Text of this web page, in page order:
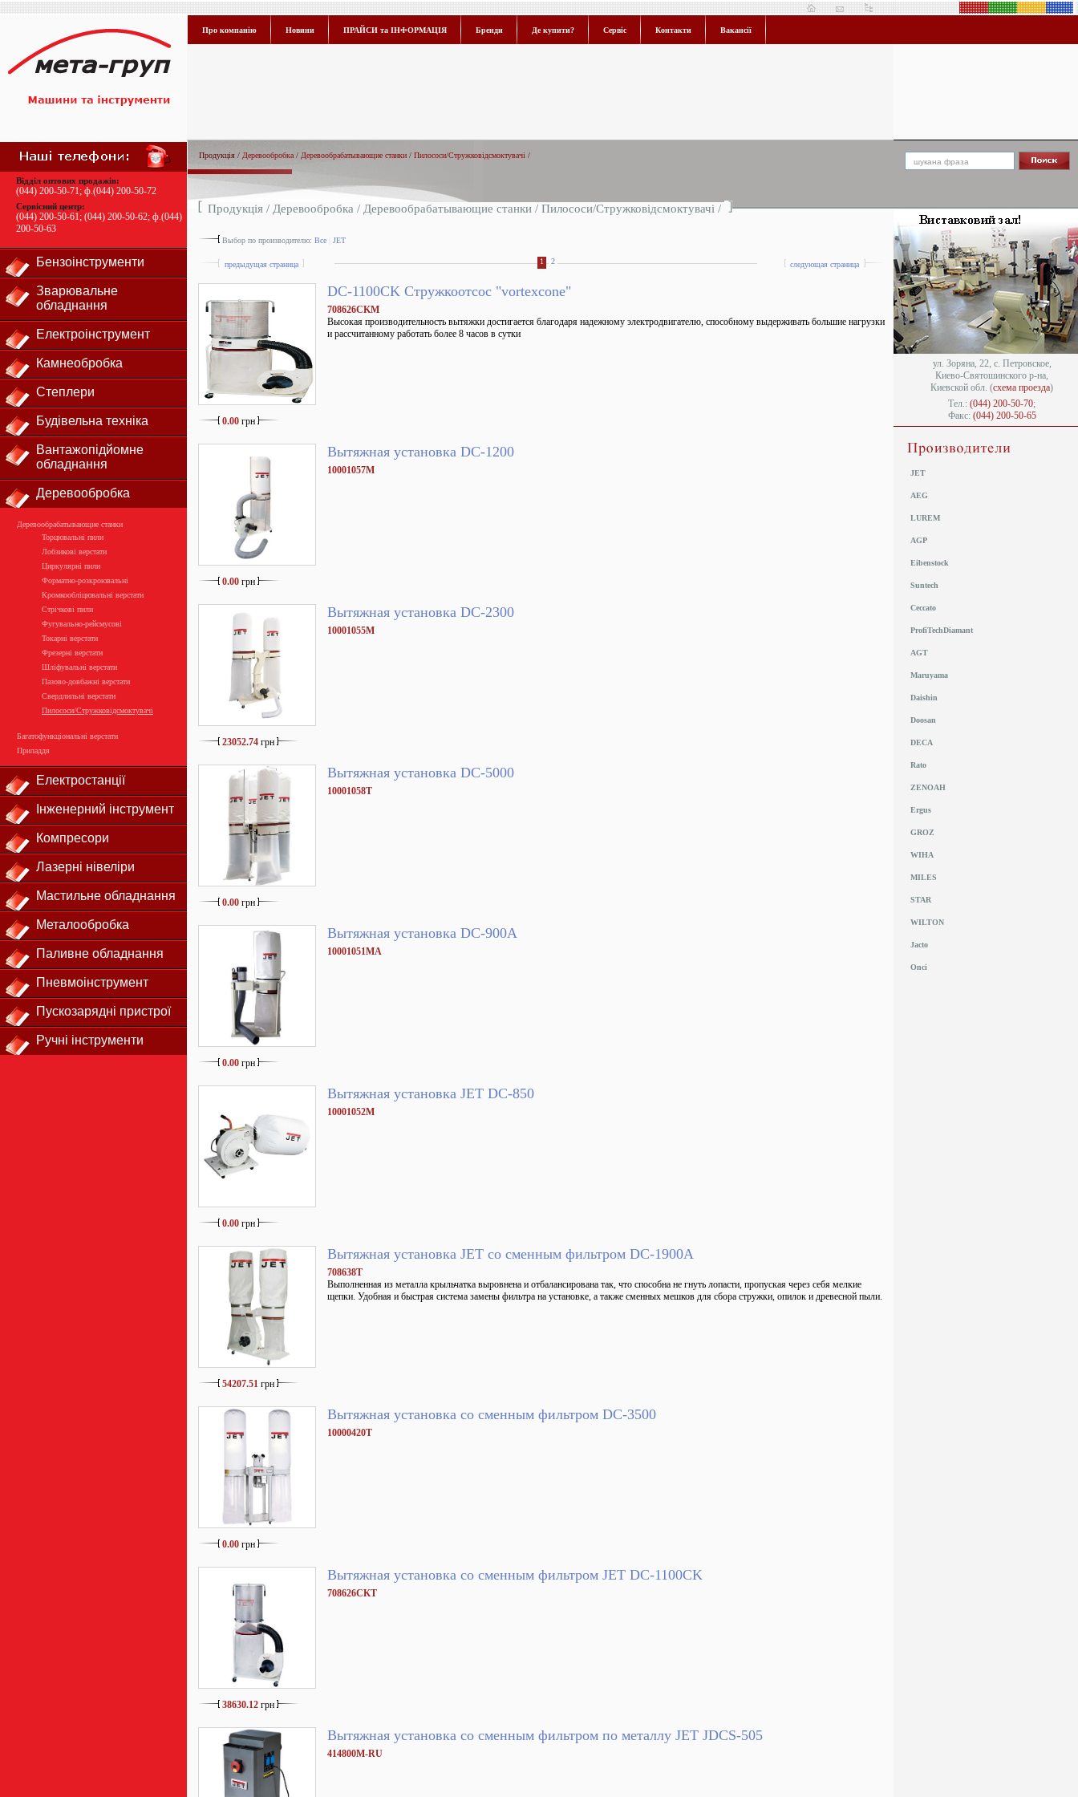
Відділ оптових продажів:
(044) 200-50-71; ф.(044) 200-50-72
Сервісний центр:
(044) 200-50-61; (044) 200-50-62; ф.(044)
200-50-63
Бензоінструменти
Зварювальне
обладнання
Електроінструмент
Камнеобробка
Степлери
Будівельна техніка
Вантажопідйомне
обладнання
Деревообробка
Деревообрабатывающие станки
Торцювальні пили
Лобзикові верстати
Циркулярні пили
Форматно-розкроювальні
Кромкообліцювальні верстати
Стрічкові пили
Фугувально-рейсмусові
Токарні верстати
Фрезерні верстати
Шліфувальні верстати
Пазово-довбажні верстати
Свердлильні верстати
Пилососи/Стружковідсмоктувачі
Багатофункціональні верстати
Приладдя
Електростанції
Інженерний інструмент
Компресори
Лазерні нівеліри
Мастильне обладнання
Металообробка
Паливне обладнання
Пневмоінструмент
Пускозарядні пристрої
Ручні інструменти
Про компанію Новини ПРАЙСИ та ІНФОРМАЦІЯ Бренди Де купити? Сервіс Контакти Вакансії
Продукція / Деревообробка / Деревообрабатывающие станки / Пилососи/Стружковідсмоктувачі /
Продукція / Деревообробка / Деревообрабатывающие станки / Пилососи/Стружковідсмоктувачі /
Выбор по производителю: Все JET
предыдущая страница 1 2 следующая страница
0.00 грн
DC-1100CK Стружкоотсос "vortexcone"
708626CKM
Высокая производительность вытяжки достигается благодаря надежному электродвигателю, способному выдерживать большие нагрузки
и рассчитанному работать более 8 часов в сутки
0.00 грн
Вытяжная установка DC-1200
10001057M
23052.74 грн
Вытяжная установка DC-2300
10001055M
0.00 грн
Вытяжная установка DC-5000
10001058T
0.00 грн
Вытяжная установка DC-900A
10001051MA
0.00 грн
Вытяжная установка JET DC-850
10001052M
54207.51 грн
Вытяжная установка JET со сменным фильтром DC-1900A
708638T
Выполненная из металла крыльчатка выровнена и отбалансирована так, что способна не гнуть лопасти, пропуская через себя мелкие
щепки. Удобная и быстрая система замены фильтра на установке, а также сменных мешков для сбора стружки, опилок и древесной пыли.
0.00 грн
Вытяжная установка со сменным фильтром DC-3500
10000420T
38630.12 грн
Вытяжная установка со сменным фильтром JET DC-1100CK
708626CKT
Вытяжная установка со сменным фильтром по металлу JET JDCS-505
414800M-RU
ул. Зоряна, 22, с. Петровское,
Киево-Святошинского р-на,
Киевской обл. (схема проезда)
Тел.: (044) 200-50-70;
Факс: (044) 200-50-65
JET
AEG
LUREM
AGP
Eibenstock
Suntech
Ceccato
ProfiTechDiamant
AGT
Maruyama
Daishin
Doosan
DECA
Rato
ZENOAH
Ergus
GROZ
WIHA
MILES
STAR
WILTON
Jacto
Onci